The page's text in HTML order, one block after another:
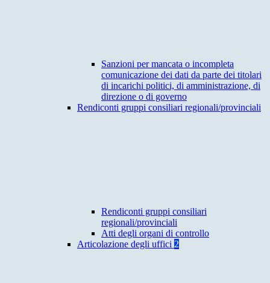
Sanzioni per mancata o incompleta
comunicazione dei dati da parte dei titolari
di incarichi politici, di amministrazione, di
direzione o di governo
Rendiconti gruppi consiliari regionali/provinciali
Rendiconti gruppi consiliari
regionali/provinciali
Atti degli organi di controllo
Articolazione degli uffici 2